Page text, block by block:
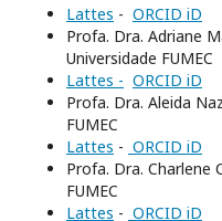
Lattes - ORCID iD
Profa. Dra. Adriane
Universidade FUMEC
Lattes - ORCID iD
Profa. Dra. Aleida
FUMEC
Lattes - ORCID iD
Profa. Dra. Charlene
FUMEC
Lattes - ORCID iD